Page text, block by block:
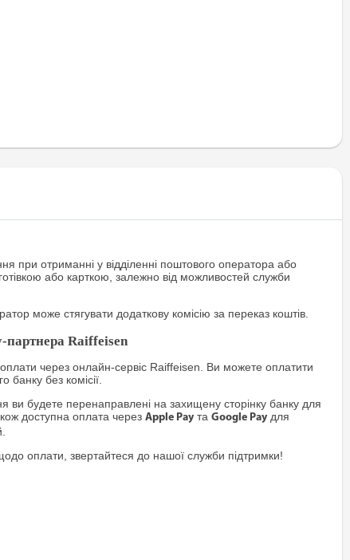
при отриманні у відділенні поштового оператора або
або карткою, залежно від можливостей служби
може стягувати додаткову комісію за переказ коштів.
партнера Raiffeisen
через онлайн-сервіс Raiffeisen. Ви можете оплатити
без комісії.
будете перенаправлені на захищену сторінку банку для
доступна оплата черезApple Pay таGoogle Pay для
оплати, звертайтеся до нашої служби підтримки!